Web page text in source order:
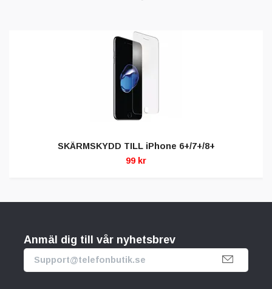
SKÄRMSKYDD TILL iPhone 6+/7+/8+
99 kr
Anmäl dig till vår nyhetsbrev